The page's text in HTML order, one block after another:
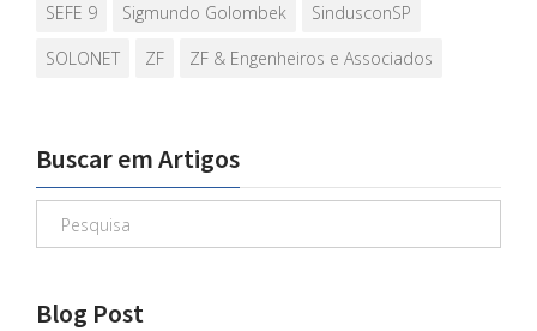
SEFE 9
Sigmundo Golombek
SindusconSP
SOLONET
ZF ZF & Engenheiros e Associados
Buscar em Artigos
Blog Post